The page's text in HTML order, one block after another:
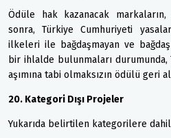
Ödüle hak kazanacak
sonra, Türkiye Cumhuriyeti
ilkeleri ile bağdaşmayan ve
bir ihlalde bulunmaları durumunda,
aşımına tabi olmaksızın ödülü geri
20. Kategori Dışı Projeler
Yukarıda belirtilen kategorilere